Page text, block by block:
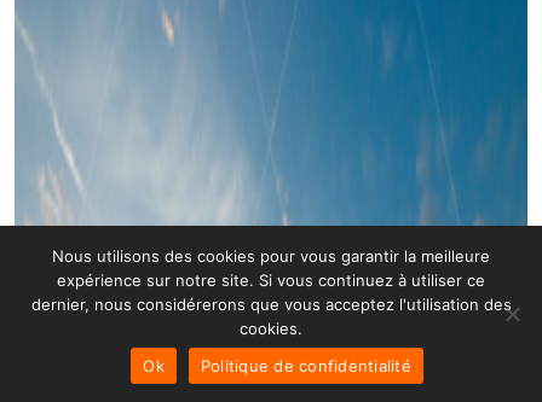
Nous utilisons des cookies pour vous garantir la meilleure
expérience sur notre site. Si vous continuez à utiliser ce
dernier, nous considérerons que vous acceptez l'utilisation des
cookies.
Ok
Politique de confidentialité